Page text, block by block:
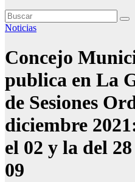
Noticias
Concejo
publica en La
de Sesiones
diciembre
el 02 y la del
09